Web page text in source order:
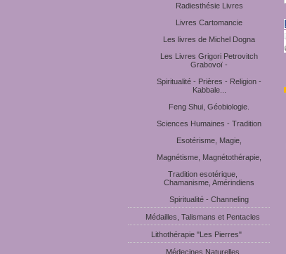
Radiesthésie Livres
Livres Cartomancie
Les livres de Michel Dogna
Les Livres Grigori Petrovitch
Grabovoï -
Spiritualité - Prières - Religion -
Kabbale...
Feng Shui, Géobiologie.
Sciences Humaines - Tradition
Esotérisme, Magie,
Magnétisme, Magnétothérapie,
Tradition esotérique,
Chamanisme, Amérindiens
Spiritualité - Channeling
Médailles, Talismans et Pentacles
Lithothérapie "Les Pierres"
Médecines Naturelles